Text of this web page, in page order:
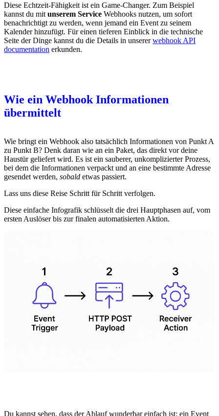
Diese Echtzeit-Fähigkeit ist ein Game-Changer. Zum Beispiel
kannst du mit unserem Service Webhooks nutzen, um sofort
benachrichtigt zu werden, wenn jemand ein Event zu seinem
Kalender hinzufügt. Für einen tieferen Einblick in die technische
Seite der Dinge kannst du die Details in unsererwebhook API
documentation erkunden.
Wie ein Webhook Informationen
übermittelt
Wie bringt ein Webhook also tatsächlich Informationen von Punkt A
zu Punkt B? Denk daran wie an ein Paket, das direkt vor deine
Haustür geliefert wird. Es ist ein sauberer, unkomplizierter Prozess,
bei dem die Informationen verpackt und an eine bestimmte Adresse
gesendet werden, sobald etwas passiert.
Lass uns diese Reise Schritt für Schritt verfolgen.
Diese einfache Infografik schlüsselt die drei Hauptphasen auf, vom
ersten Auslöser bis zur finalen automatisierten Aktion.
Du kannst sehen, dass der Ablauf wunderbar einfach ist: ein Event